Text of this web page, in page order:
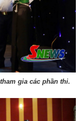
gia các phần thi.